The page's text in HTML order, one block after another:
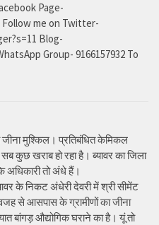
Page-
me on Twitter-
Blog-
Group- 9166157932 To
जीना मुश्किल। प्रतिबंधित केमिकल
कुछ खराब हो रहा है। ब्यावर का जिला
अधिकारी तो अंधे हैं।
के निकट अंधेरी देवरी में श्री सीमेंट
से आसपास के ग्रामीणों का जीना
बांगड़ औद्योगिक घराने का है। यूं तो